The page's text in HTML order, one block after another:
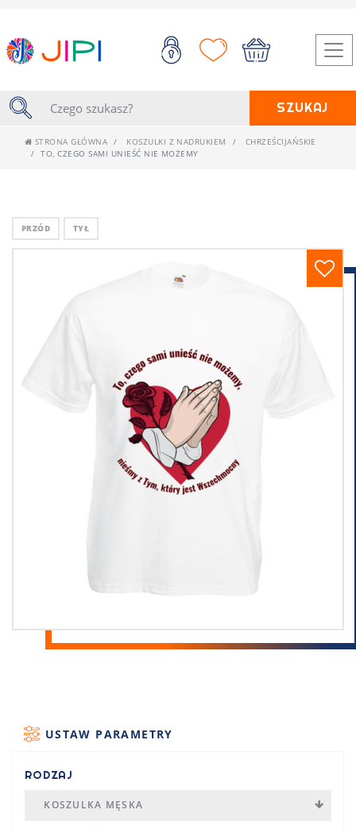
SZUKAJ
STRONA GŁÓWNA KOSZULKI Z NADRUKIEM
CHRZEŚCIJAŃSKIE
TO, CZEGO SAMI UNIEŚĆ NIE MOŻEMY
PRZÓD TYŁ
USTAW PARAMETRY
RODZAJ
KOSZULKA MĘSKA